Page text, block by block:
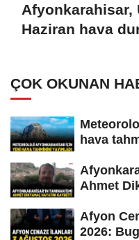
Afyonkarahisar,
Haziran hava
ÇOK OKUNAN
hava
Ahmet
Afyon
2026: